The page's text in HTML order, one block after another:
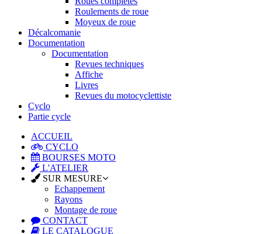
Roulements de roue
Moyeux de roue
Décalcomanie
Documentation
Documentation
Revues techniques
Affiche
Livres
Revues du motocyclettiste
Cyclo
Partie cycle
ACCUEIL
CYCLO
BOURSES MOTO
L'ATELIER
SUR MESURE
Echappement
Rayons
Montage de roue
CONTACT
LE CATALOGUE